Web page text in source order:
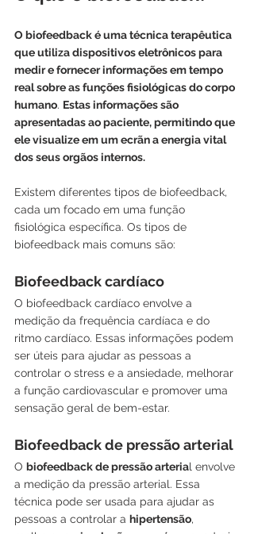
O biofeedback é uma técnica terapêutica
que utiliza dispositivos eletrônicos para
medir e fornecer informações em tempo
real sobre as funções fisiológicas do corpo
humano. Estas informações são
apresentadas ao paciente, permitindo que
ele visualize em um ecrãn a energia vital
dos seus orgãos internos.
Existem diferentes tipos de biofeedback,
cada um focado em uma função
fisiológica específica. Os tipos de
biofeedback mais comuns são:
Biofeedback cardíaco
O biofeedback cardíaco envolve a
medição da frequência cardíaca e do
ritmo cardíaco. Essas informações podem
ser úteis para ajudar as pessoas a
controlar o stress e a ansiedade, melhorar
a função cardiovascular e promover uma
sensação geral de bem-estar.
Biofeedback de pressão arterial
O biofeedback de pressão arterial envolve
a medição da pressão arterial. Essa
técnica pode ser usada para ajudar as
pessoas a controlar a hipertensão,